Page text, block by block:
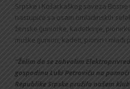
Srpske i Košarkaškog saveza Bosne
nastupiće sa osam omladinskih
ženske (juniorke, kadetkinje,
muške (juniori, kadeti, pioniri i mlađi
“Želim da se zahvalim
gospodinu Luki Petroviću na
Republike Srpske pružila našem